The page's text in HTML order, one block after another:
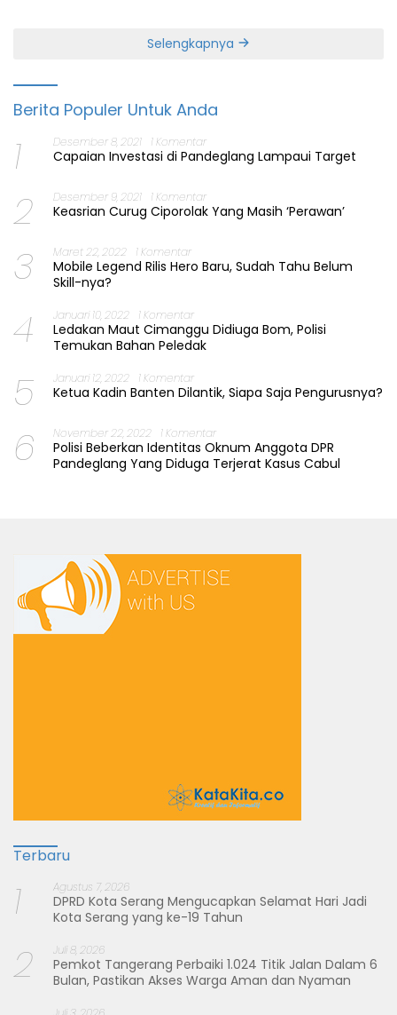
Selengkapnya
Berita Populer Untuk Anda
1 Desember 8, 2021 1 Komentar
Capaian Investasi di Pandeglang Lampaui Target
2 Desember 9, 2021 1 Komentar
Keasrian Curug Ciporolak Yang Masih ‘Perawan’
3 Maret 22, 2022 1 Komentar
Mobile Legend Rilis Hero Baru, Sudah Tahu Belum
Skill-nya?
4 Januari 10, 2022 1 Komentar
Ledakan Maut Cimanggu Didiuga Bom, Polisi
Temukan Bahan Peledak
5 Januari 12, 2022 1 Komentar
Ketua Kadin Banten Dilantik, Siapa Saja Pengurusnya?
6 November 22, 2022 1 Komentar
Polisi Beberkan Identitas Oknum Anggota DPR
Pandeglang Yang Diduga Terjerat Kasus Cabul
Terbaru
1 Agustus 7, 2026
DPRD Kota Serang Mengucapkan Selamat Hari Jadi
Kota Serang yang ke-19 Tahun
2 Juli 8, 2026
Pemkot Tangerang Perbaiki 1.024 Titik Jalan Dalam 6
Bulan, Pastikan Akses Warga Aman dan Nyaman